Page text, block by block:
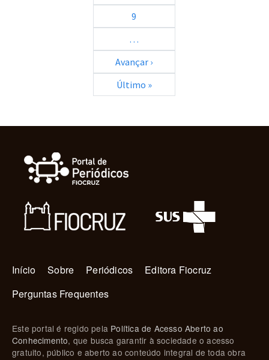
9
…
Avançar ›Próxima página
Último »Última página
Navegação principal
Início Sobre Periódicos
Editora Fiocruz
Perguntas Frequentes
Este portal é regido pela Política de Acesso Aberto ao
Conhecimento, que busca garantir à sociedade o acesso
gratuito, público e aberto ao conteúdo integral de toda obra